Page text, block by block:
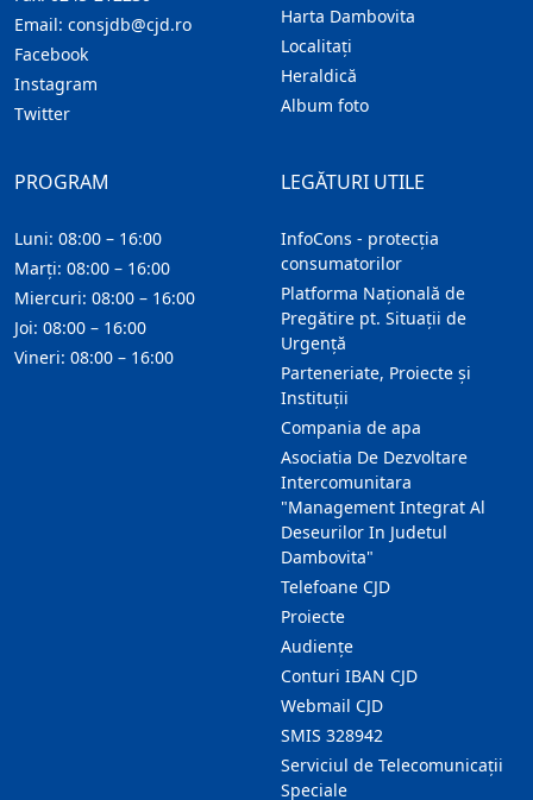
Email: consjdb@cjd.ro
Facebook
Instagram
Twitter
Harta Dambovita
Localitaţi
Heraldică
Album foto
LEGĂTURI UTILE
InfoCons - protecția
consumatorilor
Platforma Națională de
Pregătire pt. Situații de
Urgență
Parteneriate, Proiecte și
Instituții
Compania de apa
Asociatia De Dezvoltare
Intercomunitara
"Management Integrat Al
Deseurilor In Judetul
Dambovita"
Telefoane CJD
Proiecte
Audienţe
Conturi IBAN CJD
Webmail CJD
SMIS 328942
Serviciul de Telecomunicații
Speciale
PROGRAM
Luni: 08:00 – 16:00
Marți: 08:00 – 16:00
Miercuri: 08:00 – 16:00
Joi: 08:00 – 16:00
Vineri: 08:00 – 16:00